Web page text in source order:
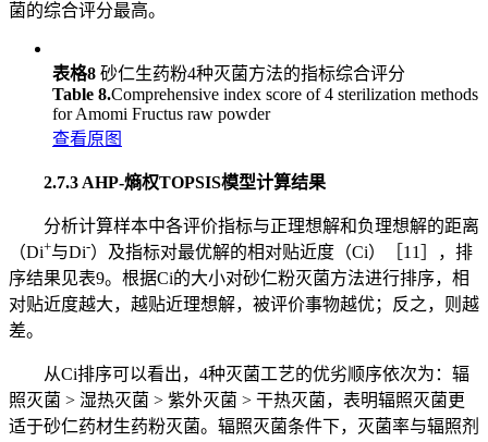
菌的综合评分最高。
表格8 砂仁生药粉4种灭菌方法的指标综合评分
Table 8.Comprehensive index score of 4 sterilization methods
for Amomi Fructus raw powder
查看原图
2.7.3 AHP-熵权TOPSIS模型计算结果
分析计算样本中各评价指标与正理想解和负理想解的距离
（Di+与Di-）及指标对最优解的相对贴近度（Ci）［11］，排
序结果见表9。根据Ci的大小对砂仁粉灭菌方法进行排序，相
对贴近度越大，越贴近理想解，被评价事物越优；反之，则越
差。
从Ci排序可以看出，4种灭菌工艺的优劣顺序依次为：辐
照灭菌 > 湿热灭菌 > 紫外灭菌 > 干热灭菌，表明辐照灭菌更
适于砂仁药材生药粉灭菌。辐照灭菌条件下，灭菌率与辐照剂